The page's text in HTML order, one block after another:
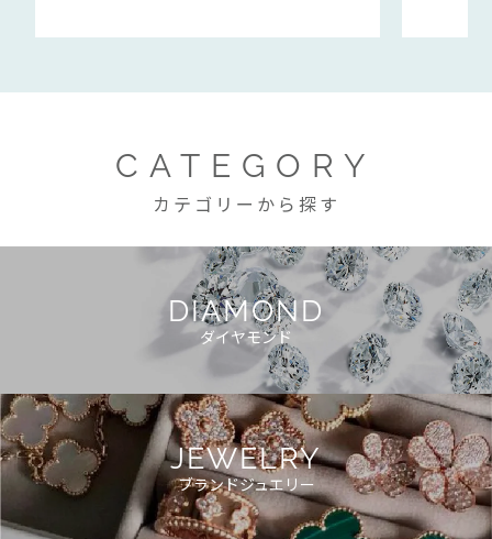
CATEGORY
カテゴリーから探す
DIAMOND
ダイヤモンド
JEWELRY
ブランドジュエリー